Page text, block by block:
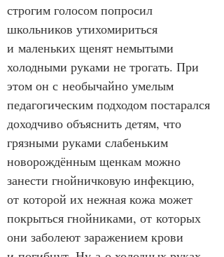
строгим голосом попросил
школьников утихомириться
и маленьких щенят немытыми
холодными руками не трогать. При
этом он с необычайно умелым
педагогическим подходом постарался
доходчиво объяснить детям, что
грязными руками слабеньким
новорождённым щенкам можно
занести гнойничковую инфекцию,
от которой их нежная кожа может
покрыться гнойниками, от которых
они заболеют заражением крови